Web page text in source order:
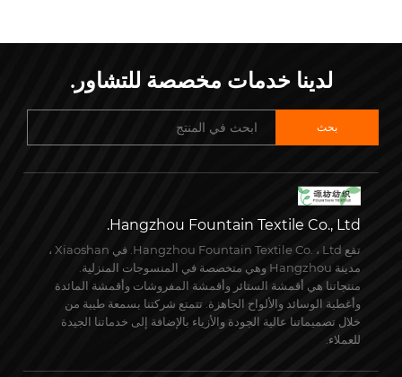
لدينا خدمات مخصصة للتشاور.
Hangzhou Fountain Textile Co., Ltd.
تقع Hangzhou Fountain Textile Co. ، Ltd. في Xiaoshan ،
مدينة Hangzhou وهي متخصصة في المنسوجات المنزلية.
منتجاتنا هي أقمشة الستائر وأقمشة المفروشات وأقمشة المائدة
وأغطية الوسائد والألواح الجاهزة. تتمتع شركتنا بسمعة طيبة من
خلال تصميماتنا عالية الجودة والأزياء بالإضافة إلى خدماتنا الجيدة
للعملاء.